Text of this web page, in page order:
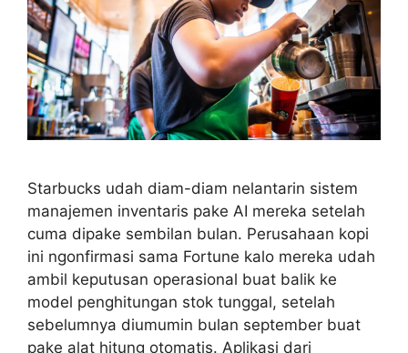
Starbucks udah diam-diam nelantarin sistem
manajemen inventaris pake AI mereka setelah
cuma dipake sembilan bulan. Perusahaan kopi
ini ngonfirmasi sama Fortune kalo mereka udah
ambil keputusan operasional buat balik ke
model penghitungan stok tunggal, setelah
sebelumnya diumumin bulan september buat
pake alat hitung otomatis. Aplikasi dari